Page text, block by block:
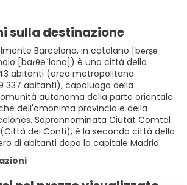
sulla destinazione
Barcelona, in catalano [bəɾs̙ə
[baɾθeˈlona]) è una città della
abitanti (area metropolitana
337 abitanti), capoluogo della
autonoma della parte orientale
dell'omonima provincia e della
Soprannominata Ciutat Comtal
dei Conti), è la seconda città della
di abitanti dopo la capitale Madrid.